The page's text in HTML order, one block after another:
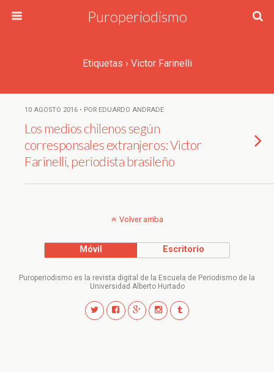
Puroperiodismo
Etiquetas › Victor Farinelli
10 AGOSTO 2016 • POR EDUARDO ANDRADE
Los medios chilenos según
corresponsales extranjeros: Victor
Farinelli, periodista brasileño
Volver arriba
Móvil Escritorio
Puroperiodismo es la revista digital de la Escuela de Periodismo de la
Universidad Alberto Hurtado